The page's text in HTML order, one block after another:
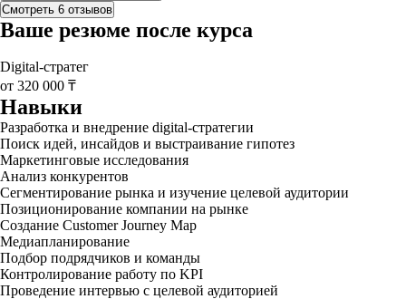
Смотреть 6 отзывов
Ваше резюме после курса
Digital-стратег
от 320 000 ₸
Навыки
Разработка и внедрение digital-стратегии
Поиск идей, инсайдов и выстраивание гипотез
Маркетинговые исследования
Анализ конкурентов
Сегментирование рынка и изучение целевой аудитории
Позиционирование компании на рынке
Создание Customer Journey Map
Медиапланирование
Подбор подрядчиков и команды
Контролирование работу по KPI
Проведение интервью с целевой аудиторией